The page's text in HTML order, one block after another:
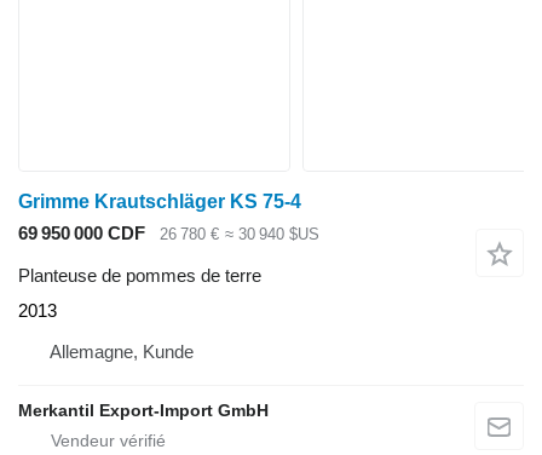
Grimme Krautschläger KS 75-4
69 950 000 CDF
26 780 € ≈ 30 940 $US
Planteuse de pommes de terre
2013
Allemagne, Kunde
Merkantil Export-Import GmbH